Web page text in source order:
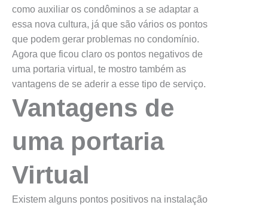
como auxiliar os condôminos a se adaptar a
essa nova cultura, já que são vários os pontos
que podem gerar problemas no condomínio.
Agora que ficou claro os pontos negativos de
uma portaria virtual, te mostro também as
vantagens de se aderir a esse tipo de serviço.
Vantagens de
uma portaria
Virtual
Existem alguns pontos positivos na instalação